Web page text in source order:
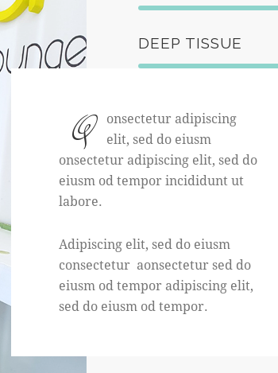
DEEP TISSUE
Q
onsectetur adipiscing
elit, sed do eiusm
onsectetur adipiscing elit, sed do
eiusm od tempor incididunt ut
labore.
Adipiscing elit, sed do eiusm
consectetur aonsectetur sed do
eiusm od tempor adipiscing elit,
sed do eiusm od tempor.